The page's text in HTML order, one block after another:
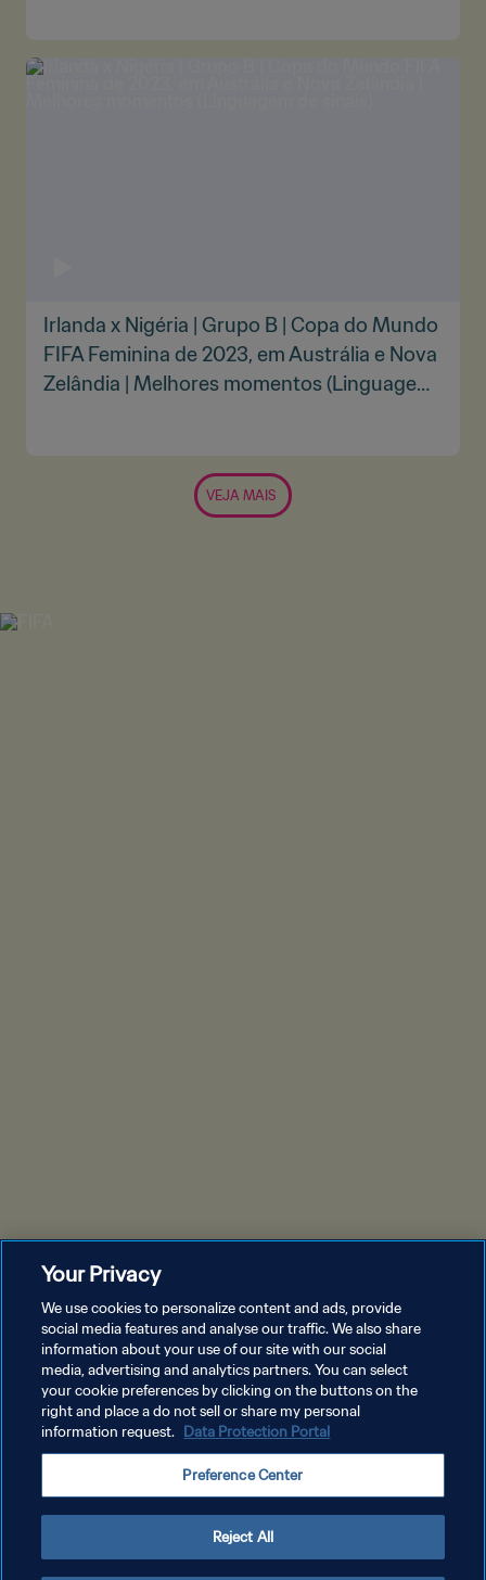
Irlanda x Nigéria | Grupo B | Copa do Mundo
FIFA Feminina de 2023, em Austrália e Nova
Zelândia | Melhores momentos (Linguagem
VEJA MAIS
POLÍTICA DE PRIVACIDADE
TERMOS DE SERVIÇO
ADMINISTRAR AS PREFERÊNCIAS DE COOKIES
Your Privacy
We use cookies to personalize content and ads, provide
social media features and analyse our traffic. We also share
information about your use of our site with our social
media, advertising and analytics partners. You can select
your cookie preferences by clicking on the buttons on the
right and place a do not sell or share my personal
information request. Data Protection Portal
Preference Center
Reject All